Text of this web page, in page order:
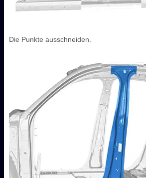
Die Punkte ausschneiden.